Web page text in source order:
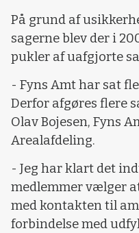
På grund af
sagerne blev der i
pukler af uafgjorte
- Fyns Amt har sat
Derfor afgøres flere
Olav Bojesen, Fyns
Arealafdeling.
- Jeg har klart det
medlemmer vælger
med kontakten til
forbindelse med